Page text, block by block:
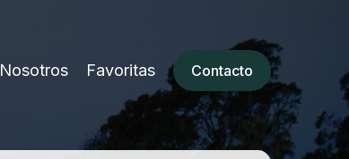
Nosotros Favoritas Contacto